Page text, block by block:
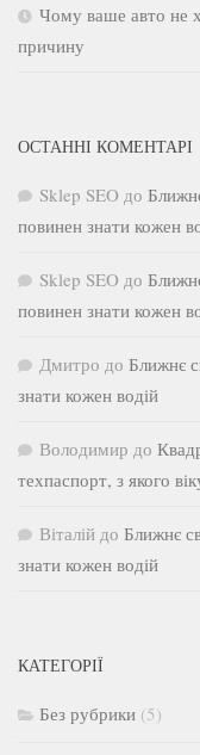
Чому ваше авто не
причину
ОСТАННІ КОМЕНТАРІ
Sklep SEO до
повинен знати кожен
Sklep SEO до
повинен знати кожен
Дмитро до Ближнє
знати кожен водій
Володимир до
техпаспорт, з якого
Віталій до Ближнє
знати кожен водій
КАТЕГОРІЇ
Без рубрики (5)